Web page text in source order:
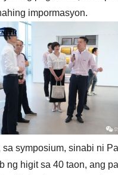
impormasyon.
symposium, sinabi ni
ng higit sa 40 taon, ang